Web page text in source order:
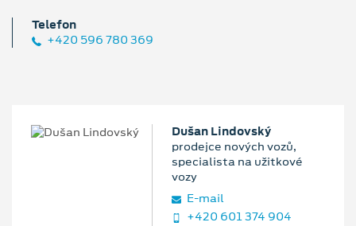
Telefon
+420 596 780 369
Dušan Lindovský
prodejce nových vozů,
specialista na užitkové
vozy
E‑mail
+420 601 374 904